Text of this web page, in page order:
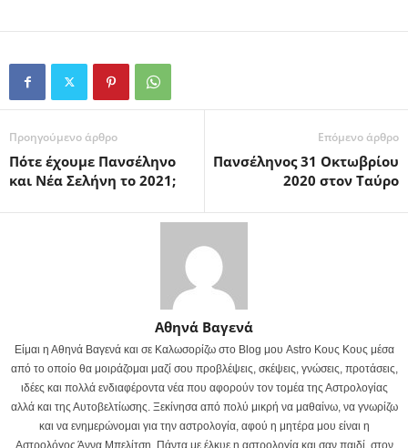
Προηγούμενο άρθρο
Πότε έχουμε Πανσέληνο
και Νέα Σελήνη το 2021;
Επόμενο άρθρο
Πανσέληνος 31 Οκτωβρίου
2020 στον Ταύρο
Αθηνά Βαγενά
Είμαι η Αθηνά Βαγενά και σε Καλωσορίζω στο Blog μου Astro Κους Κους μέσα
από το οποίο θα μοιράζομαι μαζί σου προβλέψεις, σκέψεις, γνώσεις, προτάσεις,
ιδέες και πολλά ενδιαφέροντα νέα που αφορούν τον τομέα της Αστρολογίας
αλλά και της Αυτοβελτίωσης. Ξεκίνησα από πολύ μικρή να μαθαίνω, να γνωρίζω
και να ενημερώνομαι για την αστρολογία, αφού η μητέρα μου είναι η
Αστρολόγος Άννα Μπελίτση. Πάντα με έλκυε η αστρολογία και σαν παιδί, στον